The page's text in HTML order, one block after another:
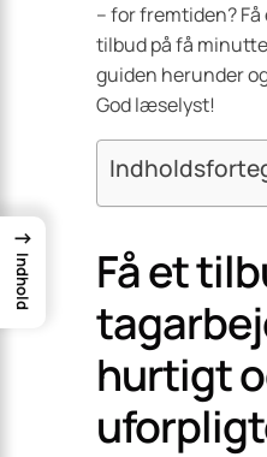
– for fremtiden?
tilbud på få
guiden herunder
God læselyst!
Få et
hurtigt
→
Indhold